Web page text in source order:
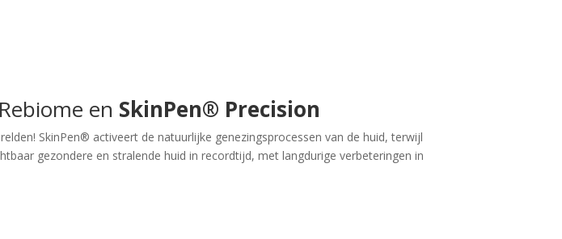
en SkinPen® Precision
SkinPen® activeert de natuurlijke genezingsprocessen van de huid, terwijl
gezondere en stralende huid in recordtijd, met langdurige verbeteringen in